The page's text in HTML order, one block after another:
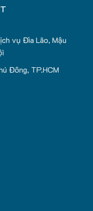
vụ Đìa Lão, Mậu
Đông, TP.HCM